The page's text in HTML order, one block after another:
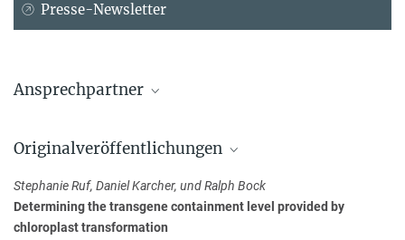
Presse-Newsletter
Ansprechpartner
Max-Planck-Institut für molekulare Pflanzenphysiologie, Potsdam-
+49 331 567-8700
rbock@...
Originalveröffentlichungen
Stephanie Ruf, Daniel Karcher, und Ralph Bock
Determining the transgene containment level provided by
chloroplast transformation